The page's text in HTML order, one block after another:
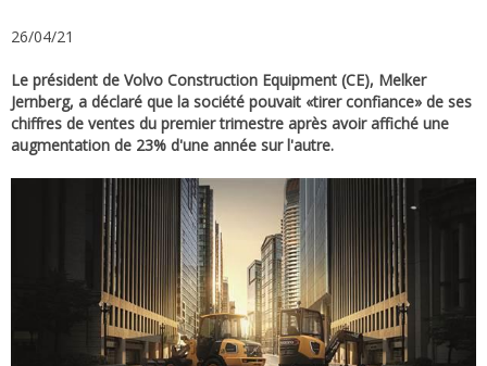
26/04/21
Le président de Volvo Construction Equipment (CE), Melker
Jernberg, a déclaré que la société pouvait «tirer confiance» de ses
chiffres de ventes du premier trimestre après avoir affiché une
augmentation de 23% d'une année sur l'autre.